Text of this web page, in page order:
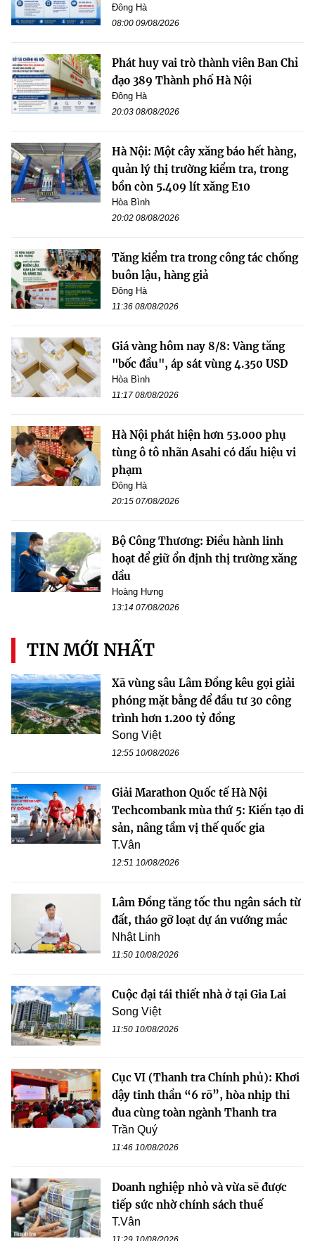
Đông Hà
08:00 09/08/2026
Phát huy vai trò thành viên Ban Chỉ
đạo 389 Thành phố Hà Nội
Đông Hà
20:03 08/08/2026
Hà Nội: Một cây xăng báo hết hàng,
quản lý thị trường kiểm tra, trong
bồn còn 5.409 lít xăng E10
Hòa Bình
20:02 08/08/2026
Tăng kiểm tra trong công tác chống
buôn lậu, hàng giả
Đông Hà
11:36 08/08/2026
Giá vàng hôm nay 8/8: Vàng tăng
"bốc đầu", áp sát vùng 4.350 USD
Hòa Bình
11:17 08/08/2026
Hà Nội phát hiện hơn 53.000 phụ
tùng ô tô nhãn Asahi có dấu hiệu vi
phạm
Đông Hà
20:15 07/08/2026
Bộ Công Thương: Điều hành linh
hoạt để giữ ổn định thị trường xăng
dầu
Hoàng Hưng
13:14 07/08/2026
TIN MỚI NHẤT
Xã vùng sâu Lâm Đồng kêu gọi giải
phóng mặt bằng để đầu tư 30 công
trình hơn 1.200 tỷ đồng
Song Việt
12:55 10/08/2026
Giải Marathon Quốc tế Hà Nội
Techcombank mùa thứ 5: Kiến tạo di
sản, nâng tầm vị thế quốc gia
T.Vân
12:51 10/08/2026
Lâm Đồng tăng tốc thu ngân sách từ
đất, tháo gỡ loạt dự án vướng mắc
Nhật Linh
11:50 10/08/2026
Cuộc đại tái thiết nhà ở tại Gia Lai
Song Việt
11:50 10/08/2026
Cục VI (Thanh tra Chính phủ): Khơi
dậy tinh thần “6 rõ”, hòa nhịp thi
đua cùng toàn ngành Thanh tra
Trần Quý
11:46 10/08/2026
Doanh nghiệp nhỏ và vừa sẽ được
tiếp sức nhờ chính sách thuế
T.Vân